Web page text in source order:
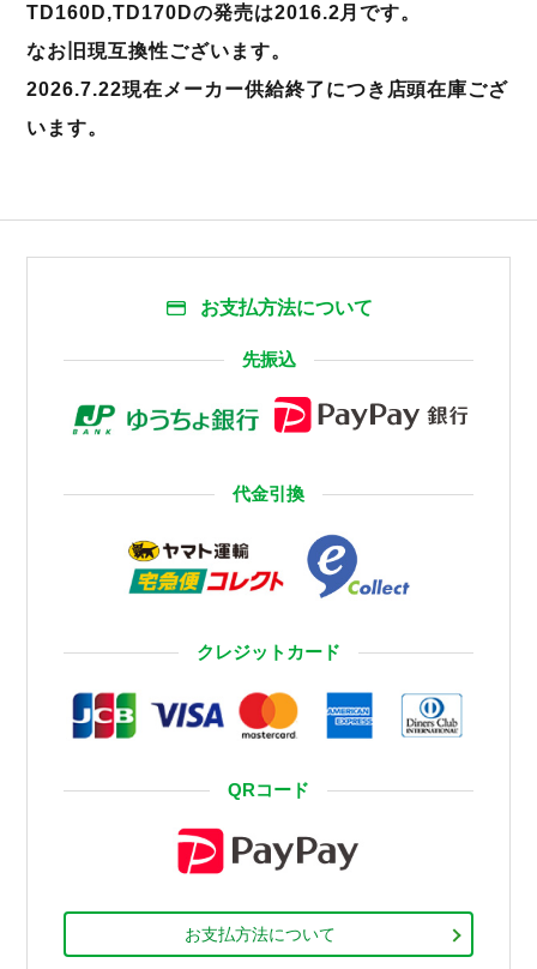
TD160D,TD170Dの発売は2016.2月です。
なお旧現互換性ございます。
2026.7.22現在メーカー供給終了につき店頭在庫ござ
います。
お支払方法について
先振込
代金引換
クレジットカード
QRコード
お支払方法について